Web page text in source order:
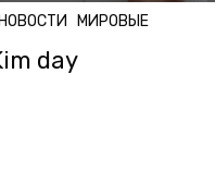
МИРОВЫЕ
day